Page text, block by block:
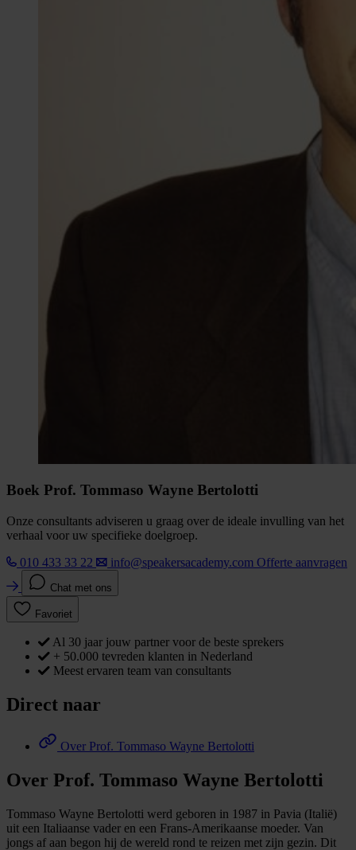
Boek Prof. Tommaso Wayne Bertolotti
Onze consultants adviseren u graag over de ideale invulling van het
verhaal voor uw specifieke doelgroep.
010 433 33 22
info@speakersacademy.com Offerte aanvragen
Chat met ons
Favoriet
Al 30 jaar jouw partner voor de beste sprekers
+ 50.000 tevreden klanten in Nederland
Meest ervaren team van consultants
Direct naar
Over Prof. Tommaso Wayne Bertolotti
Over Prof. Tommaso Wayne Bertolotti
Tommaso Wayne Bertolotti werd geboren in 1987 in Pavia (Italië)
uit een Italiaanse vader en een Frans-Amerikaanse moeder. Van
jongs af aan begon hij de wereld rond te reizen met zijn gezin. Dit